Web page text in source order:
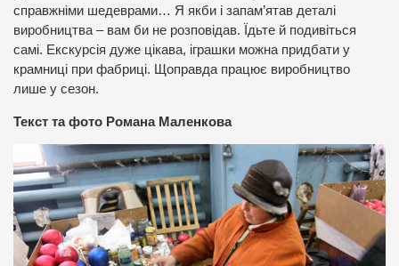
справжніми шедеврами… Я якби і запам’ятав деталі
виробництва – вам би не розповідав. Їдьте й подивіться
самі. Екскурсія дуже цікава, іграшки можна придбати у
крамниці при фабриці. Щоправда працює виробництво
лише у сезон.
Текст та фото Романа Маленкова